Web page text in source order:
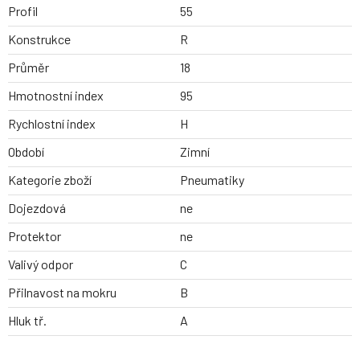
Profil
55
Konstrukce
R
Průměr
18
Hmotnostní index
95
Rychlostní index
H
Období
Zimní
Kategorie zboží
Pneumatiky
Dojezdová
ne
Protektor
ne
Valivý odpor
C
Přilnavost na mokru
B
Hluk tř.
A